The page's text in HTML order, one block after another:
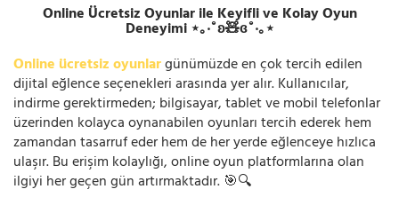
Online Ücretsiz Oyunlar ile Keyifli ve Kolay Oyun
Deneyimi ⋆｡‧˚ʚ🧸ɞ˚‧｡⋆
Online ücretsiz oyunlargünümüzde en çok tercih edilen
dijital eğlence seçenekleri arasında yer alır. Kullanıcılar,
indirme gerektirmeden; bilgisayar, tablet ve mobil telefonlar
üzerinden kolayca oynanabilen oyunları tercih ederek hem
zamandan tasarruf eder hem de her yerde eğlenceye hızlıca
ulaşır. Bu erişim kolaylığı, online oyun platformlarına olan
ilgiyi her geçen gün artırmaktadır. 🎯🔍